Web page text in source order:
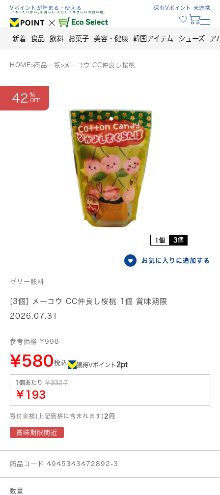
Skip
content
Vポイントが貯まる・使える 保有Vポイント 未連携
新着 食品 飲料 お菓子 美容・健康 韓国アイテム シューズ ア
HOME>商品一覧> メーコウ CC仲良し桜桃
42
1個 3個
お気に入りに追加する
ゼリー飲料
[3個] メーコウ CC仲良し桜桃 1個 賞味期限
2026.07.31
参考価格 ¥998
¥580税込 獲得Vポイント 2pt
1個あたり ￥332.7
￥193
寄付金額(上記価格に含まれます) 2円
賞味期限間近
商品コード 4945343472892-3
数量